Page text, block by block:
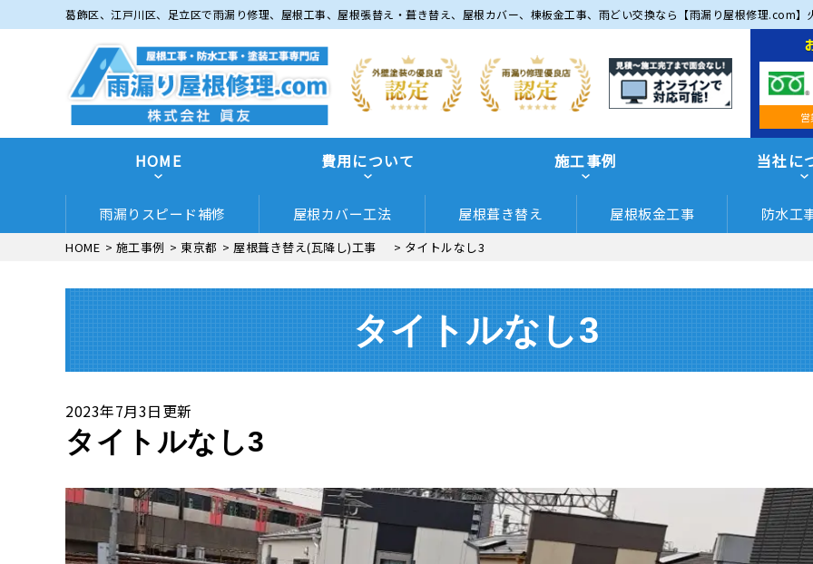
葛飾区、江戸川区、足立区で雨漏り修理、屋根工事、屋根張替え・葺き替え、屋根カバー、棟板金工事、雨どい交換なら【雨漏り屋根修理.com】
HOME 費用について 施工事例 当社に
雨漏りスピード補修 屋根カバー工法 屋根葺き替え 屋根板金工事 防水工
HOME > 施工事例 > 東京都 > 屋根葺き替え(瓦降し)工事 > タイトルなし3
タイトルなし3
2023年7月3日更新
タイトルなし3